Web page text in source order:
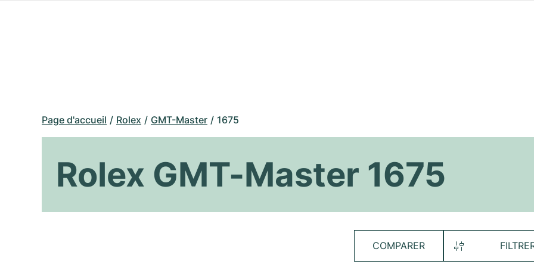
Page d'accueil Rolex GMT-Master 1675
Rolex GMT-Master 1675
COMPARER